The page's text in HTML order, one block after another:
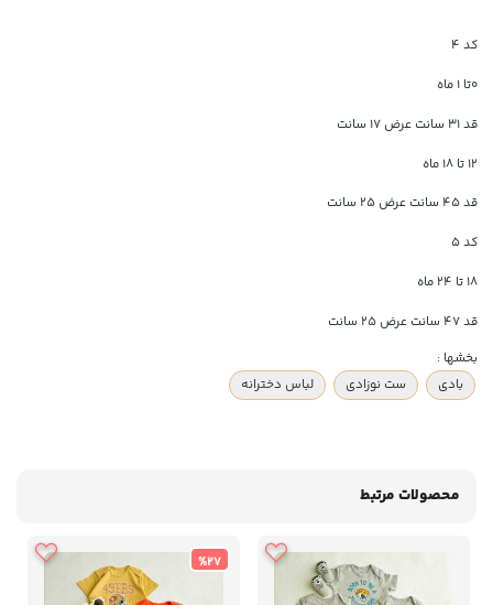
کد ۴
۰تا ۱ ماه
قد ۳۱ سانت عرض ۱۷ سانت
۱۲ تا ۱۸ ماه
قد ۴۵ سانت عرض ۲۵ سانت
کد ۵
۱۸ تا ۲۴ ماه
قد ۴۷ سانت عرض ۲۵ سانت
بخشها :
بادی
ست نوزادی لباس دخترانه
محصولات مرتبط
%27